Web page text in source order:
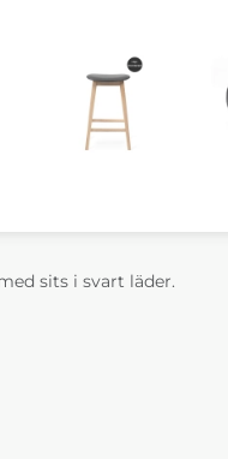
sits i svart läder.